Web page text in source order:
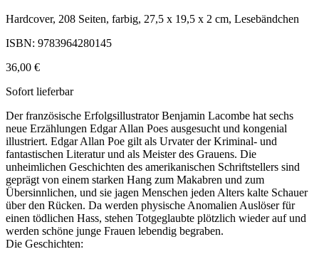
Hardcover, 208 Seiten, farbig, 27,5 x 19,5 x 2 cm, Lesebändchen
ISBN: 9783964280145
36,00 €
Sofort lieferbar
Der französische Erfolgsillustrator Benjamin Lacombe hat sechs
neue Erzählungen Edgar Allan Poes ausgesucht und kongenial
illustriert. Edgar Allan Poe gilt als Urvater der Kriminal- und
fantastischen Literatur und als Meister des Grauens. Die
unheimlichen Geschichten des amerikanischen Schriftstellers sind
geprägt von einem starken Hang zum Makabren und zum
Übersinnlichen, und sie jagen Menschen jeden Alters kalte Schauer
über den Rücken. Da werden physische Anomalien Auslöser für
einen tödlichen Hass, stehen Totgeglaubte plötzlich wieder auf und
werden schöne junge Frauen lebendig begraben.
Die Geschichten: